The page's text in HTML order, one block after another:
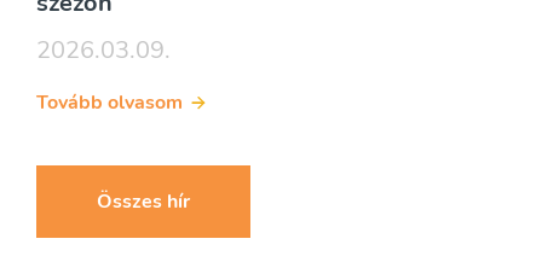
2026.03.09.
Tovább olvasom
Összes hír